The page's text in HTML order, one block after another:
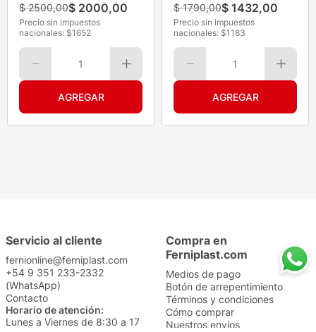
$ 2500,00$ 2000,00
Precio sin impuestos
nacionales: $1652
1
$ 1790,00$ 1432,00
Precio sin impuestos
nacionales: $1183
1
Servicio al cliente
fernionline@ferniplast.com
+54 9 351 233-2332
(WhatsApp)
Contacto
Horario de atención:
Lunes a Viernes de 8:30 a 17
Compra en
Ferniplast.com
Medios de pago
Botón de arrepentimiento
Términos y condiciones
Cómo comprar
Nuestros envíos